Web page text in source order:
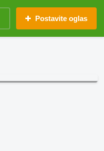
Postavite oglas